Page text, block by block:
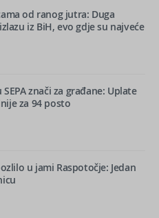
od ranog jutra: Duga
iz BiH, evo gdje su najveće
znači za građane: Uplate
za 94 posto
u jami Raspotočje: Jedan